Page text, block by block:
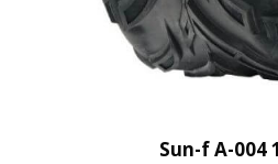
Sun-f A-004